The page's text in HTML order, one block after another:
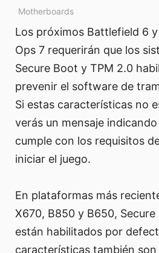
Motherboards
Los próximos Battlefield 6
Ops 7 requerirán que los
Secure Boot y TPM 2.0
prevenir el software de
Si estas características no
verás un mensaje
cumple con los requisitos
iniciar el juego.
En plataformas más
X670, B850 y B650,
están habilitados por
características también son